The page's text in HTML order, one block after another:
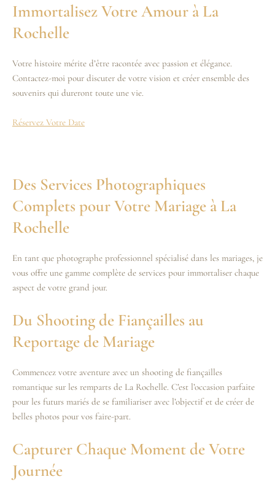
Immortalisez Votre Amour à La
Rochelle
Votre histoire mérite d’être racontée avec passion et élégance.
Contactez-moi pour discuter de votre vision et créer ensemble des
souvenirs qui dureront toute une vie.
Réservez Votre Date
Des Services Photographiques
Complets pour Votre Mariage à La
Rochelle
En tant que photographe professionnel spécialisé dans les mariages, je
vous offre une gamme complète de services pour immortaliser chaque
aspect de votre grand jour.
Du Shooting de Fiançailles au
Reportage de Mariage
Commencez votre aventure avec un shooting de fiançailles
romantique sur les remparts de La Rochelle. C’est l’occasion parfaite
pour les futurs mariés de se familiariser avec l’objectif et de créer de
belles photos pour vos faire-part.
Capturer Chaque Moment de Votre
Journée